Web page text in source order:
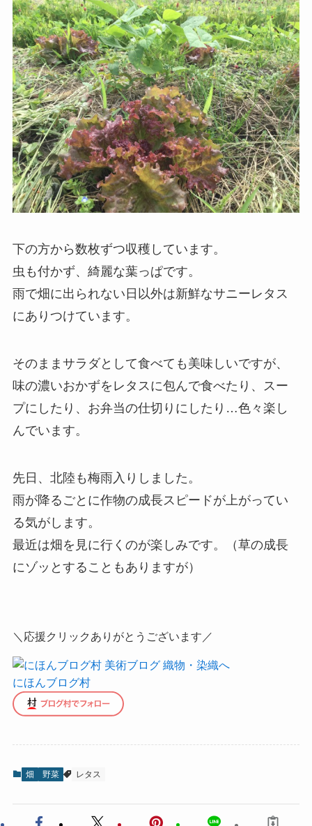
下の方から数枚ずつ収穫しています。
虫も付かず、綺麗な葉っぱです。
雨で畑に出られない日以外は新鮮なサニーレタス
にありつけています。
そのままサラダとして食べても美味しいですが、
味の濃いおかずをレタスに包んで食べたり、スー
プにしたり、お弁当の仕切りにしたり…色々楽し
んでいます。
先日、北陸も梅雨入りしました。
雨が降るごとに作物の成長スピードが上がってい
る気がします。
最近は畑を見に行くのが楽しみです。（草の成長
にゾッとすることもありますが）
＼応援クリックありがとうございます／
にほんブログ村
畑 野菜 レタス